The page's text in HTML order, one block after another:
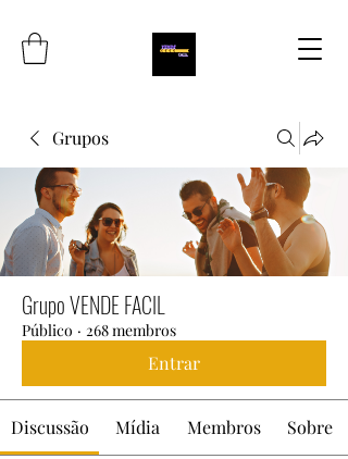
Grupos
Grupo VENDE FACIL
Público · 268 membros
Entrar
Discussão Mídia Membros Sobre